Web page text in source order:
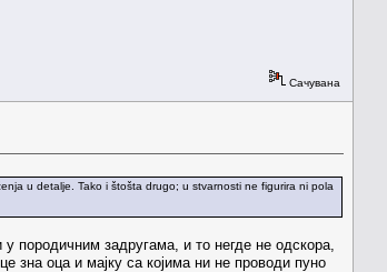
Сачувана
u detalje. Tako i štošta drugo; u stvarnosti ne figurira ni pola
породичним задругама, и то негде не одскора,
зна оца и мајку са којима ни не проводи пуно